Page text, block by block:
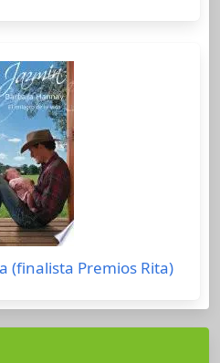
(finalista Premios Rita)